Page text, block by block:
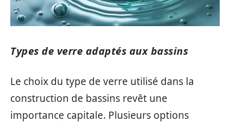
Types de verre adaptés aux bassins
Le choix du type de verre utilisé dans la
construction de bassins revêt une
importance capitale. Plusieurs options